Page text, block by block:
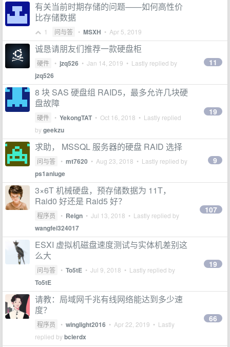
有关当前时期存储的问题——如何高性价
比存储数据
1 问与答 • MSXH • Apr 5, 2019
诚恳请朋友们推荐一款硬盘柜
硬件 • jzq526 • Jan 14, 2019 • Lastly replied by
jzq526
11
8 块 SAS 硬盘组 RAID5，最多允许几块硬
盘故障
硬件 • YekongTAT • Oct 16, 2018 • Lastly replied
bygeekzu
19
求助， MSSQL 服务器的硬盘 RAID 选择
问与答 • mt7620 • Aug 23, 2018 • Lastly replied by
ps1aniuge
9
3×6T 机械硬盘，预存储数据为 11T，
Raid0 好还是 Raid5 好？
程序员 • Reign • Jul 13, 2018 • Lastly replied by
wangfei324017
107
ESXI 虚拟机磁盘速度测试与实体机差别这
么大
问与答 • To5tE • Jul 9, 2018 • Lastly replied by
To5tE
19
请教：局域网千兆有线网络能达到多少速
度？
程序员 • winglight2016 • Apr 22, 2019 • Lastly
replied bybclerdx
66